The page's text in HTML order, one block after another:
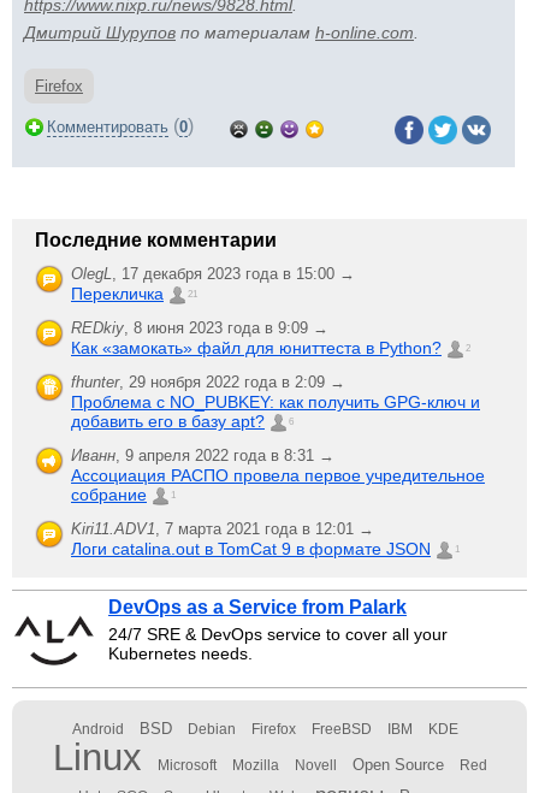
https://www.nixp.ru/news/9828.html.
Дмитрий Шурупов по материалам h-online.com
Firefox
Комментировать (0)
Последние комментарии
OlegL, 17 декабря 2023 года в 15:00 →
Перекличка 21
REDkiy, 8 июня 2023 года в 9:09 →
Как «замокать» файл для юниттеста в Python? 2
fhunter, 29 ноября 2022 года в 2:09 →
Проблема с NO_PUBKEY: как получить GPG-ключ и
добавить его в базу apt?
6
Иванн, 9 апреля 2022 года в 8:31 →
Ассоциация РАСПО провела первое учредительное
собрание
1
Kiri11.ADV1, 7 марта 2021 года в 12:01 →
Логи catalina.out в TomCat 9 в формате JSON 1
DevOps as a Service from Palark
24/7 SRE & DevOps service to cover all your
Kubernetes needs.
Android BSD Debian Firefox FreeBSD IBM KDE
Linux Microsoft Mozilla Novell Open Source Red